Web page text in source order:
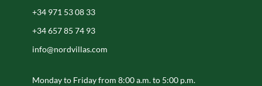
+34 971 53 08 33
+34 657 85 74 93
info@nordvillas.com
Monday to Friday from 8:00 a.m. to 5:00 p.m.